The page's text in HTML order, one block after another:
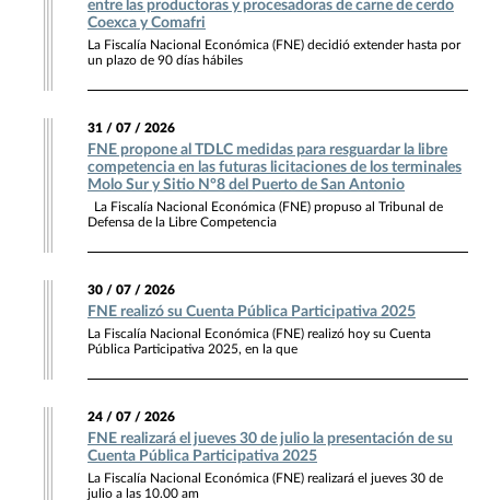
entre las productoras y procesadoras de carne de cerdo
Coexca y Comafri
La Fiscalía Nacional Económica (FNE) decidió extender hasta por
un plazo de 90 días hábiles
31 / 07 / 2026
FNE propone al TDLC medidas para resguardar la libre
competencia en las futuras licitaciones de los terminales
Molo Sur y Sitio N°8 del Puerto de San Antonio
La Fiscalía Nacional Económica (FNE) propuso al Tribunal de
Defensa de la Libre Competencia
30 / 07 / 2026
FNE realizó su Cuenta Pública Participativa 2025
La Fiscalía Nacional Económica (FNE) realizó hoy su Cuenta
Pública Participativa 2025, en la que
24 / 07 / 2026
FNE realizará el jueves 30 de julio la presentación de su
Cuenta Pública Participativa 2025
La Fiscalía Nacional Económica (FNE) realizará el jueves 30 de
julio a las 10.00 am